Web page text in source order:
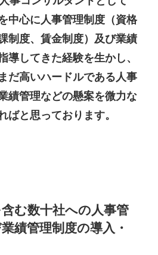
中心に人事管理制度（資格
制度、賃金制度）及び業績
導してきた経験を生かし、
だ高いハードルである人事
績管理などの懸案を微力な
ばと思っております。
む数十社への人事管
績管理制度の導入・